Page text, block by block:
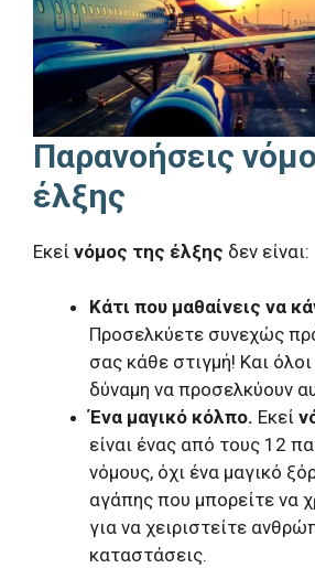
Παρανοήσεις
έλξης
Εκεί νόμος της έλξης δεν είναι:
Κάτι που μαθαίνεις να
Προσελκύετε συνεχώς
σας κάθε στιγμή! Και όλοι
δύναμη να προσελκύουν
Ένα μαγικό κόλπο. Εκεί
είναι ένας από τους 12
νόμους, όχι ένα μαγικό
αγάπης που μπορείτε να
για να χειριστείτε
καταστάσεις.